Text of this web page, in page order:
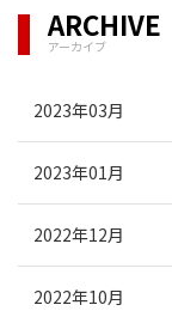
ARCHIVE
アーカイブ
2023年03月
2023年01月
2022年12月
2022年10月